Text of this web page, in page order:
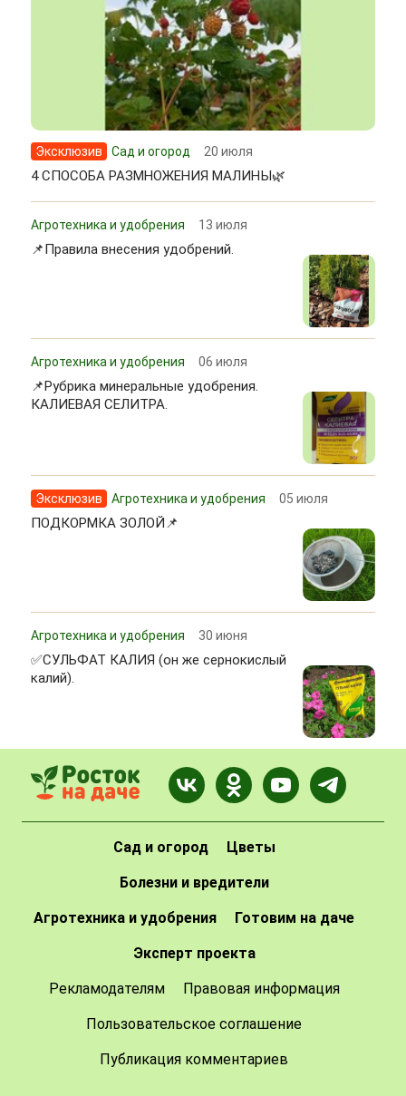
Эксклюзив Сад и огород 20 июля
4 СПОСОБА РАЗМНОЖЕНИЯ МАЛИНЫ🌿
Агротехника и удобрения 13 июля
📌Правила внесения удобрений.
Агротехника и удобрения 06 июля
📌Рубрика минеральные удобрения.
КАЛИЕВАЯ СЕЛИТРА.
Эксклюзив Агротехника и удобрения 05 июля
ПОДКОРМКА ЗОЛОЙ📌
Агротехника и удобрения 30 июня
✅СУЛЬФАТ КАЛИЯ (он же сернокислый
калий).
Сад и огород Цветы
Болезни и вредители
Агротехника и удобрения Готовим на даче
Эксперт проекта
Рекламодателям Правовая информация
Пользовательское соглашение
Публикация комментариев